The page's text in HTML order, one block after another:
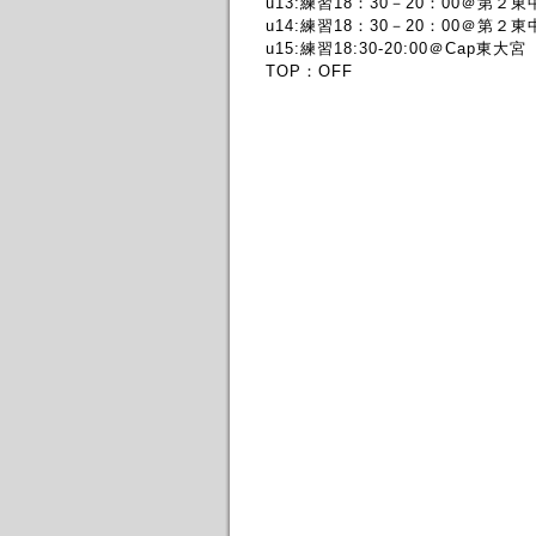
u14:練習18：30－20：00＠第２東
u15:練習18:30-20:00＠Cap東大宮
TOP：OFF